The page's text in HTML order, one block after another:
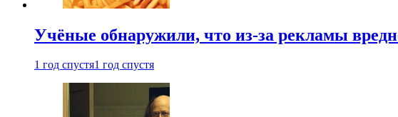
Учёные обнаружили, что из-за рекламы
1 год спустя1 год спустя